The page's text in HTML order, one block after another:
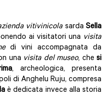
vitivinicola sardaSella
ai visitatori una visita
di vini accompagnata da
una visita del museo, che si
, archeologica, presenta
di Anghelu Ruju, compresa
è dedicata invece alla storia